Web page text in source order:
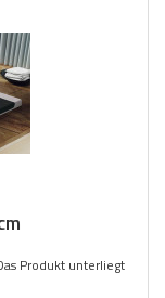
Produkt unterliegt